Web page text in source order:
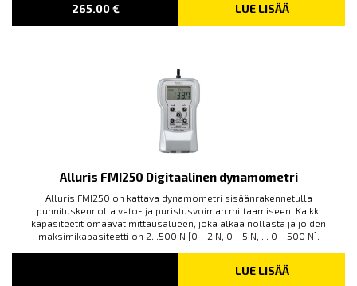
265.00€ LUE LISÄÄ
Alluris FMI250 Digitaalinen dynamometri
Alluris FMI250 on kattava dynamometri sisäänrakennetulla
punnituskennolla veto- ja puristusvoiman mittaamiseen. Kaikki
kapasiteetit omaavat mittausalueen, joka alkaa nollasta ja joiden
maksimikapasiteetti on 2...500 N [0 - 2 N, 0 - 5 N, ... 0 - 500 N].
LUE LISÄÄ